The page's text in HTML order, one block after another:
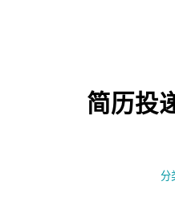
简历投
分